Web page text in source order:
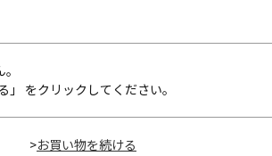
をクリックしてください。
>